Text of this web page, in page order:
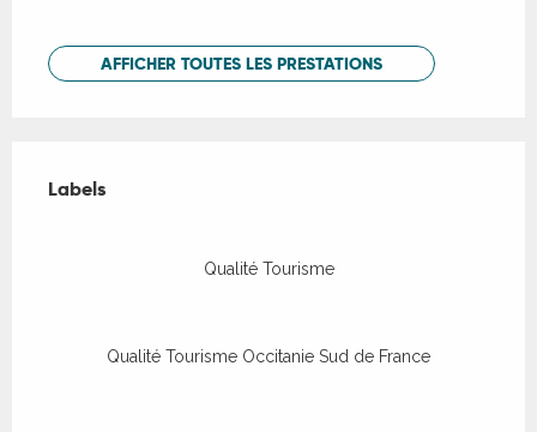
AFFICHER TOUTES LES PRESTATIONS
Labels
Labels
Qualité Tourisme
Qualité Tourisme Occitanie Sud de France